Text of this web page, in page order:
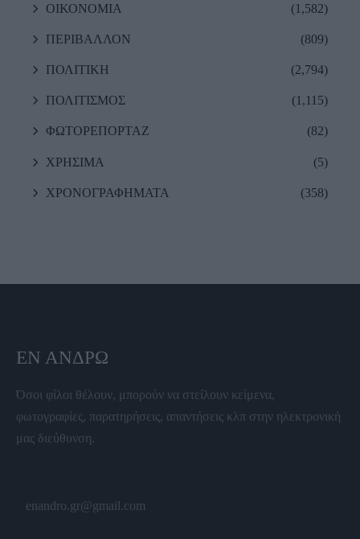
ΟΙΚΟΝΟΜΙΑ (1,582)
ΠΕΡΙΒΑΛΛΟΝ (809)
ΠΟΛΙΤΙΚΗ (2,794)
ΠΟΛΙΤΙΣΜΟΣ (1,115)
ΦΩΤΟΡΕΠΟΡΤΑΖ (82)
ΧΡΗΣΙΜΑ (5)
ΧΡΟΝΟΓΡΑΦΗΜΑΤΑ (358)
ΕΝ ΆΝΔΡΩ
Όσοι φίλοι θέλουν, μπορούν να στείλουν κείμενα,
φωτογραφίες, παρατηρήσεις, απαντήσεις κλπ στην ηλεκτρονική
μας διεύθυνση.
enandro.gr@gmail.com